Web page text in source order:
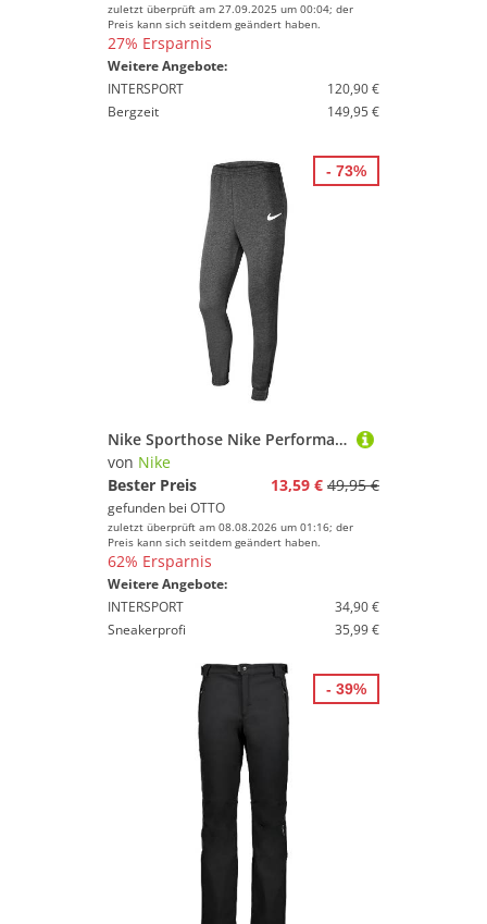
zuletzt überprüft am 27.09.2025 um 00:04; der
Preis kann sich seitdem geändert haben.
27% Ersparnis
Weitere Angebote:
INTERSPORT
120,90 €
Bergzeit
149,95 €
Nike Sporthose Nike Performance Park 20 Fleece Jogginghose
von Nike
Bester Preis
13,59 € 49,95 €
gefunden bei OTTO
zuletzt überprüft am 08.08.2026 um 01:16; der
Preis kann sich seitdem geändert haben.
62% Ersparnis
Weitere Angebote:
INTERSPORT
34,90 €
Sneakerprofi
35,99 €
- 73%
- 39%